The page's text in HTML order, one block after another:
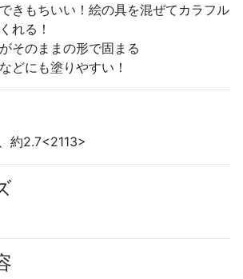
きもちいい！絵の具を混ぜてカラフル
れる！
そのままの形で固まる
どにも塗りやすい！
約2.7<2113>